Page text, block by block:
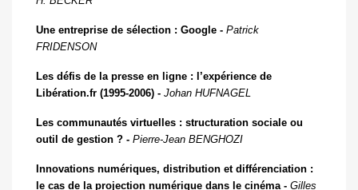
Une entreprise de sélection : Google - Patrick
FRIDENSON
Les défis de la presse en ligne : l’expérience de
Libération.fr (1995-2006) - Johan HUFNAGEL
Les communautés virtuelles : structuration sociale ou
outil de gestion ? - Pierre-Jean BENGHOZI
Innovations numériques, distribution et différenciation :
le cas de la projection numérique dans le cinéma - Gilles